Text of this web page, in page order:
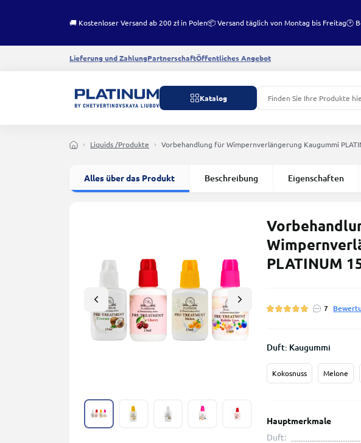
🚚 Kostenloser Versand ab 200 zł in Polen📦 Versand täglich von Montag bis Freitag🕑
Lieferung und ZahlungPartnerschaftÖffentliches Angebot
Katalog
Liquids /Produkte Vorbehandlung für Wimpernverlängerung Kaugummi
Alles über das Produkt Beschreibung Eigenschaften
PLATINUM
7
Duft: Kaugummi
Kokosnuss Melone
Hauptmerkmale
Duft: